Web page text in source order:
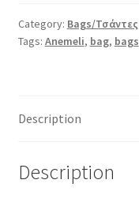
leaves
&
Category: Bags/Τσάντες
Tags: Anemeli, bag, bags
Description
Description